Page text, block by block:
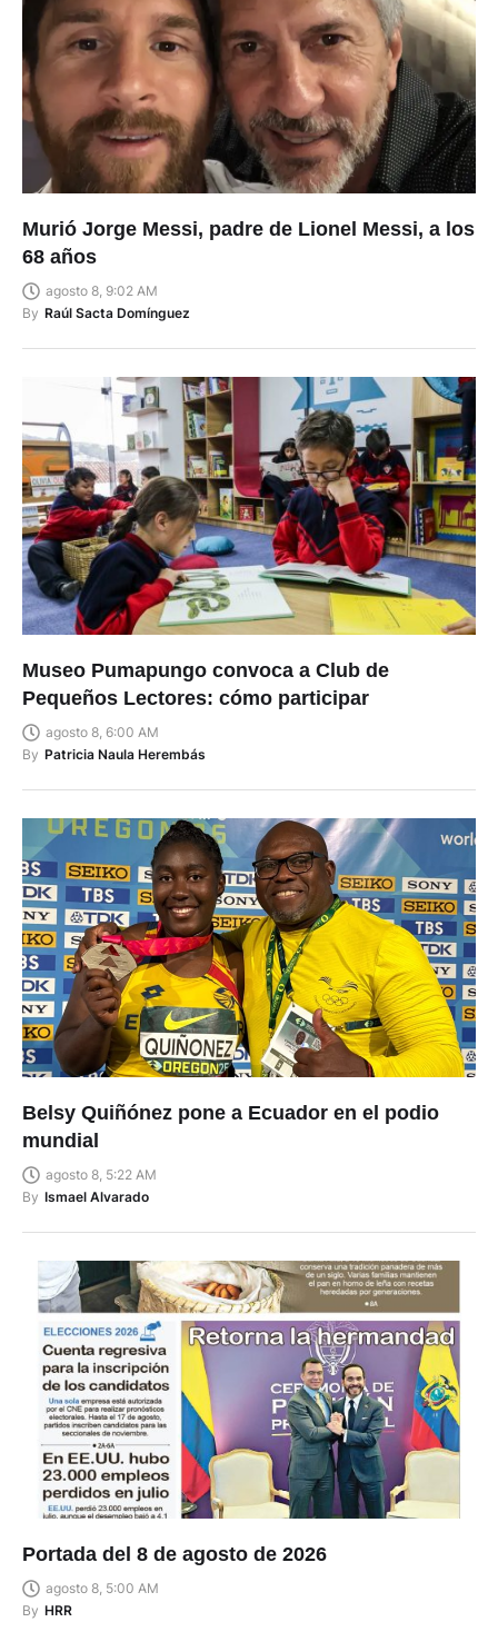
Murió Jorge Messi, padre de Lionel Messi, a los
68 años
agosto 8, 9:02 AM
By Raúl Sacta Domínguez
Museo Pumapungo convoca a Club de
Pequeños Lectores: cómo participar
agosto 8, 6:00 AM
By Patricia Naula Herembás
Belsy Quiñónez pone a Ecuador en el podio
mundial
agosto 8, 5:22 AM
By Ismael Alvarado
Portada del 8 de agosto de 2026
agosto 8, 5:00 AM
By HRR